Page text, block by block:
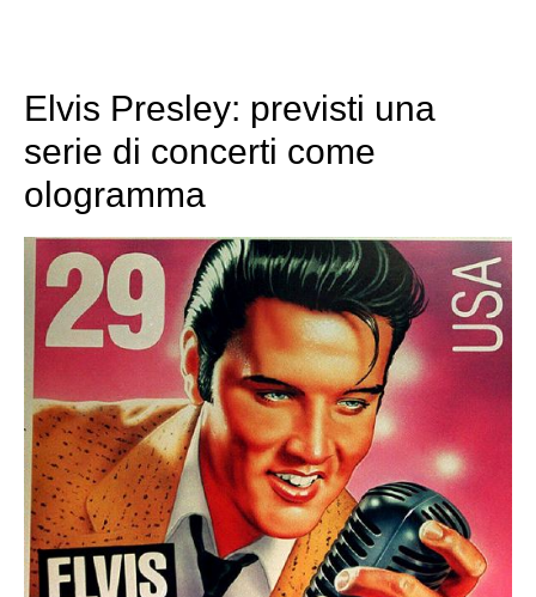
Elvis Presley: previsti una
serie di concerti come
ologramma